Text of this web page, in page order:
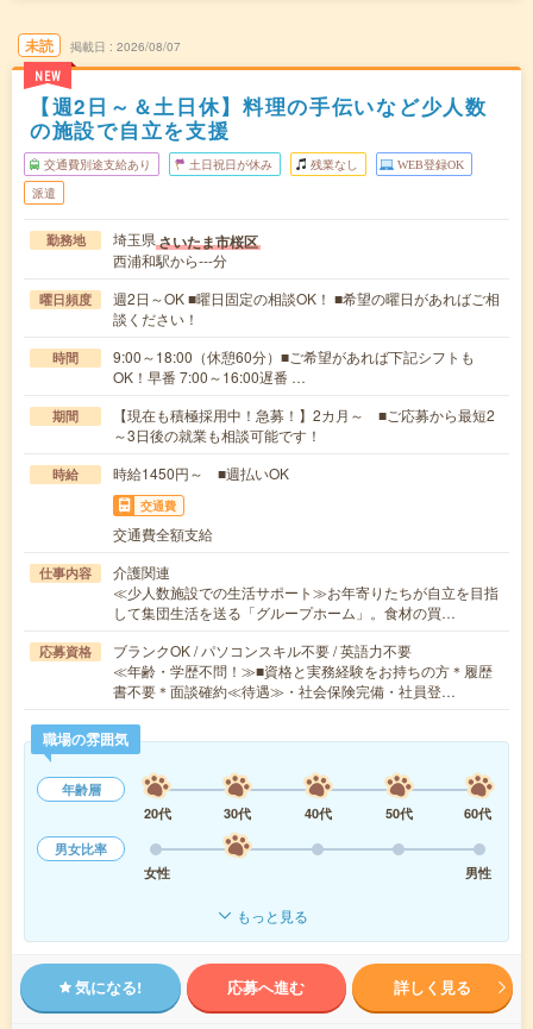
未読
NEW
掲載日 2026/08/07
【週2日～＆土日休】料理の手伝いなど少人数
の施設で自立を支援
交通費別途支給あり 土日祝日が休み 残業なし WEB登録OK
派遣
勤務地 埼玉県さいたま市桜区
西浦和駅から---分
曜日頻度
週2日～OK ■曜日固定の相談OK！ ■希望の曜日があればご相
談ください！
時間
9:00～18:00（休憩60分）■ご希望があれば下記シフトも
OK！早番 7:00～16:00遅番 …
期間
【現在も積極採用中！急募！】2カ月～ ■ご応募から最短2
～3日後の就業も相談可能です！
時給 時給1450円～ ■週払いOK
交通費
交通費全額支給
仕事内容
介護関連
≪少人数施設での生活サポート≫お年寄りたちが自立を目指
して集団生活を送る「グループホーム」。食材の買…
応募資格
ブランクOK / パソコンスキル不要 / 英語力不要
≪年齢・学歴不問！≫■資格と実務経験をお持ちの方＊履歴
書不要＊面談確約≪待遇≫・社会保険完備・社員登…
職場の雰囲気
年齢層
20代
30代 40代 50代
60代
男女比率
女性
男性
もっと見る
気になる! 応募へ進む 詳しく見る